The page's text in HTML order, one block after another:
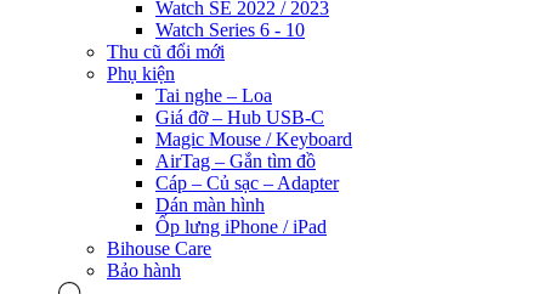
Watch SE 2022 / 2023
Watch Series 6 - 10
Thu cũ đổi mới
Phụ kiện
Tai nghe – Loa
Giá đỡ – Hub USB-C
Magic Mouse / Keyboard
AirTag – Gắn tìm đồ
Cáp – Củ sạc – Adapter
Dán màn hình
Ốp lưng iPhone / iPad
Bihouse Care
Bảo hành